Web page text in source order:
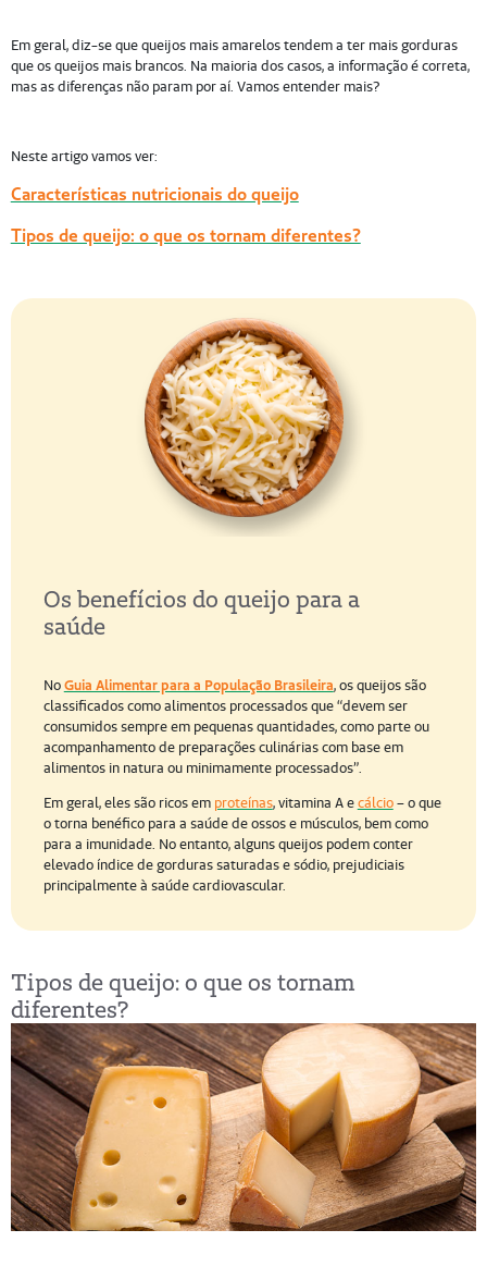
Em geral, diz-se que queijos mais amarelos tendem a ter mais gorduras
que os queijos mais brancos. Na maioria dos casos, a informação é correta,
mas as diferenças não param por aí. Vamos entender mais?
Neste artigo vamos ver:
Características nutricionais do queijo
Tipos de queijo: o que os tornam diferentes?
Os benefícios do queijo para a
saúde
NoGuia Alimentar para a População Brasileira, os queijos são
classificados como alimentos processados que “devem ser
consumidos sempre em pequenas quantidades, como parte ou
acompanhamento de preparações culinárias com base em
alimentos in natura ou minimamente processados”.
Em geral, eles são ricos em proteínas, vitamina A ecálcio– o que
o torna benéfico para a saúde de ossos e músculos, bem como
para a imunidade. No entanto, alguns queijos podem conter
elevado índice de gorduras saturadas e sódio, prejudiciais
principalmente à saúde cardiovascular.
Tipos de queijo: o que os tornam
diferentes?